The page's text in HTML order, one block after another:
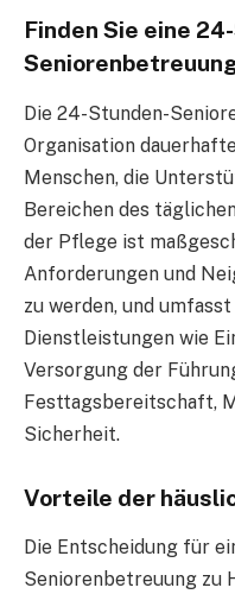
Finden Sie eine
Die 24-Stunden-
Organisation
Menschen, die
Bereichen des
der Pflege ist
Anforderungen und
zu werden, und
Dienstleistungen wie
Versorgung der
Festtagsbereitschaft,
Sicherheit.
Vorteile der
Die Entscheidung für
Seniorenbetreuung zu